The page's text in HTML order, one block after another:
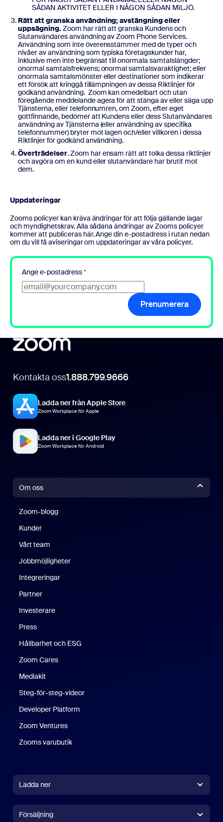
SÅDAN AKTIVITET ELLER I NÅGON SÅDAN MILJÖ.
Rätt att granska användning; avstängning eller
uppsägning.Zoom har rätt att granska Kundens och
Slutanvändares användning av Zoom Phone Services.
Användning som inte överensstämmer med de typer och
nivåer av användning som typiska företagskunder har,
inklusive men inte begränsat till onormala samtalslängder;
onormal samtalsfrekvens; onormal samtalsvaraktighet; eller
onormala samtalsmönster eller destinationer som indikerar
ett försök att kringgå tillämpningen av dessa Riktlinjer för
godkänd användning. Zoom kan omedelbart och utan
föregående meddelande agera för att stänga av eller säga upp
Tjänsterna, eller telefonnumren, om Zoom, efter eget
gottfinnande, bedömer att Kundens eller dess Slutanvändares
användning av Tjänsterna (eller användning av specifika
telefonnummer) bryter mot lagen och/eller villkoren i dessa
Riktlinjer för godkänd användning.
Överträdelser. Zoom har ensam rätt att tolka dessa riktlinjer
och avgöra om en kund eller slutanvändare har brutit mot
dem.
Uppdateringar
Zooms policyer kan kräva ändringar för att följa gällande lagar
och myndighetskrav. Alla sådana ändringar av Zooms policyer
kommer att publiceras här. Ange din e-postadress i rutan nedan
om du vill få aviseringar om uppdateringar av våra policyer.
Ange e-postadress*
Prenumerera
Kontakta oss1.888.799.9666
Ladda ner från Apple Store
Zoom Workplace för Apple
Ladda ner i Google Play
Zoom Workplace för Android
Om oss
Zoom-blogg
Kunder
Vårt team
Jobbmöjligheter
Integreringar
Partner
Investerare
Press
Hållbarhet och ESG
Zoom Cares
Mediakit
Steg-för-steg-videor
Developer Platform
Zoom Ventures
Zooms varubutik
Ladda ner
Försäljning